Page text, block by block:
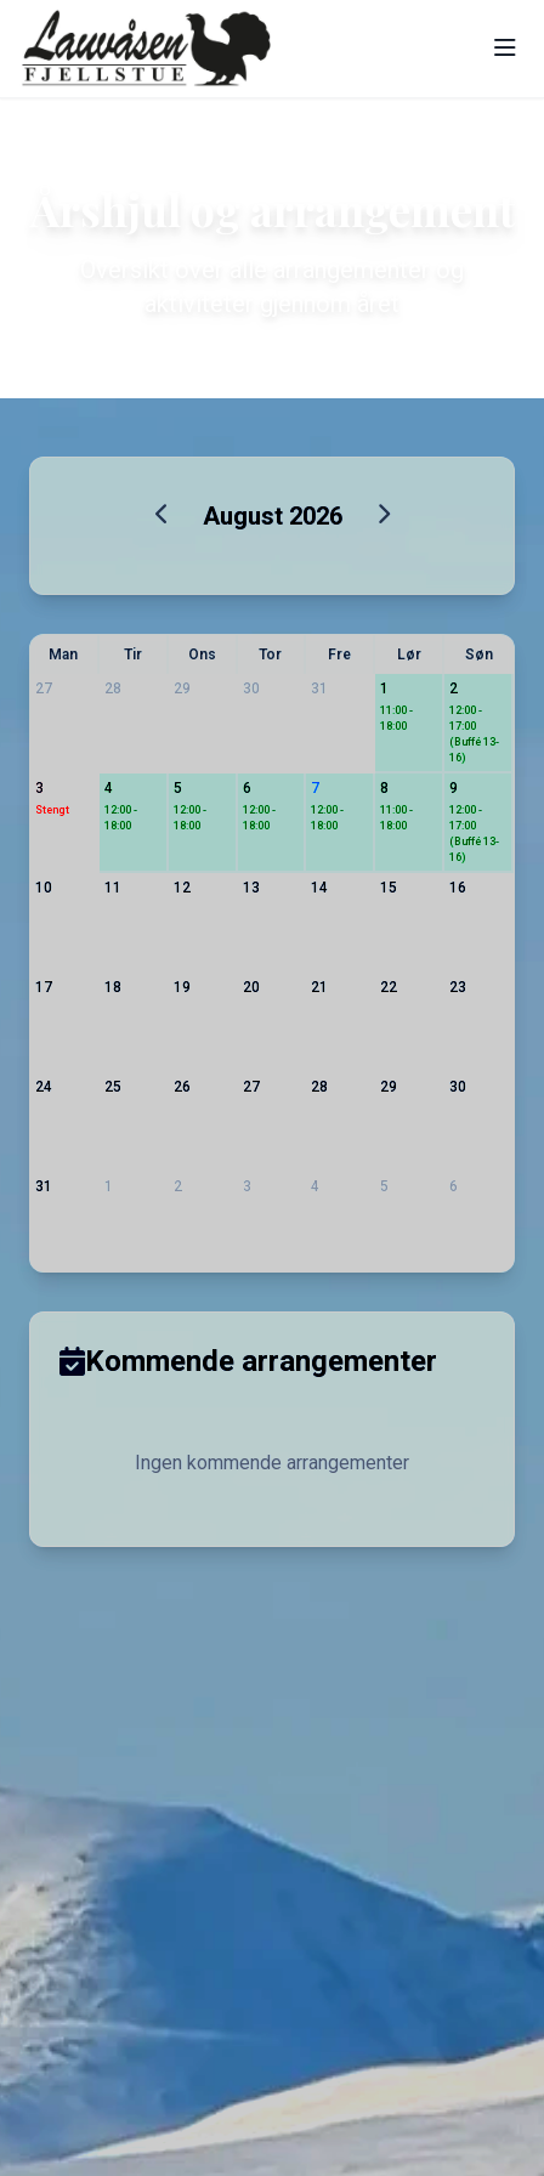
August 2026
Man Tir Ons Tor Fre Lør
Søn
27
28 29 30 31 1
11:00 -
18:00
2
12:00 -
17:00
(Buffé 13-
16)
3
Stengt
4
12:00 -
18:00
5
12:00 -
18:00
6
12:00 -
18:00
7
12:00 -
18:00
8
11:00 -
18:00
9
12:00 -
17:00
(Buffé 13-
16)
10 11 12 13 14 15 16
17 18 19 20 21 22 23
24 25 26 27 28 29 30
31 1 2 3 4 5 6
Kommende arrangementer
Ingen kommende arrangementer